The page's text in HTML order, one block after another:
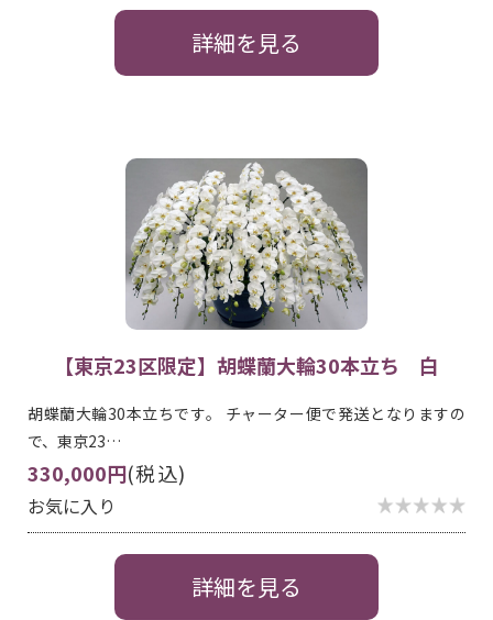
詳細を見る
【東京23区限定】胡蝶蘭大輪30本立ち 白
胡蝶蘭大輪30本立ちです。 チャーター便で発送となりますの
で、東京23…
330,000円(税込)
お気に入り
詳細を見る